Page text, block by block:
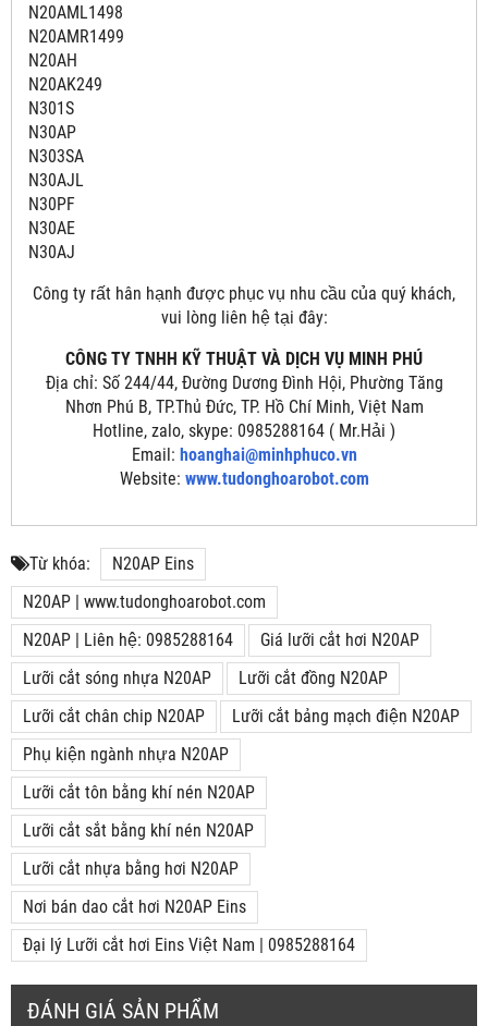
N20AML1498
N20AMR1499
N20AH
N20AK249
N301S
N30AP
N303SA
N30AJL
N30PF
N30AE
N30AJ
Công ty rất hân hạnh được phục vụ nhu cầu của quý khách,
vui lòng liên hệ tại đây:
CÔNG TY TNHH KỸ THUẬT VÀ DỊCH VỤ MINH PHÚ
Địa chỉ: Số 244/44, Đường Dương Đình Hội, Phường Tăng
Nhơn Phú B, TP.Thủ Đức, TP. Hồ Chí Minh, Việt Nam
Hotline, zalo, skype: 0985288164 ( Mr.Hải )
Email: hoanghai@minhphuco.vn
Website: www.tudonghoarobot.com
Từ khóa:
N20AP Eins
N20AP | www.tudonghoarobot.com
N20AP | Liên hệ: 0985288164
Giá lưỡi cắt hơi N20AP
Lưỡi cắt sóng nhựa N20AP
Lưỡi cắt đồng N20AP
Lưỡi cắt chân chip N20AP
Lưỡi cắt bảng mạch điện N20AP
Phụ kiện ngành nhựa N20AP
Lưỡi cắt tôn bằng khí nén N20AP
Lưỡi cắt sắt bằng khí nén N20AP
Lưỡi cắt nhựa bằng hơi N20AP
Nơi bán dao cắt hơi N20AP Eins
Đại lý Lưỡi cắt hơi Eins Việt Nam | 0985288164
ĐÁNH GIÁ SẢN PHẨM